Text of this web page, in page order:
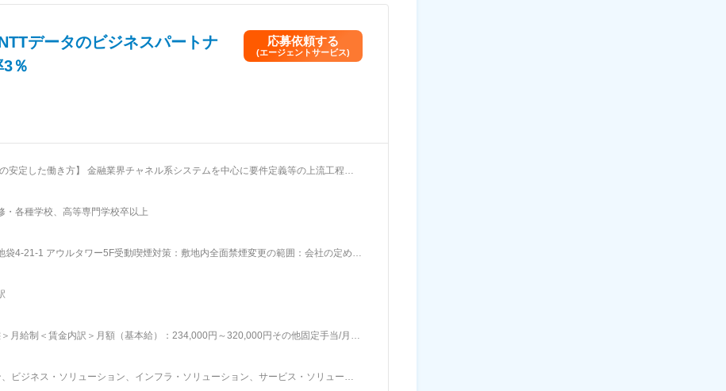
データのビジネスパートナ
％
応募依頼する
(エージェントサービス)
安定した働き方】 金融業界チャネル系システムを中心に要件定義等の上流工程か
です。 ■ポジションの特徴： ・創業当初からNTTデータと取引があり、独立系で
しているため、誰がどのような状態になっているかをタイムリーに把握することが
、1on1等の面談を定期的に実施しながらキャリアアップを図っていきます。社員
の発展に寄与することが私たちの営みの原点です。その具体的な取り組みとして、
しています。これらの活動を通じ、情報システムとそれを活用するお客さまとの距
離を縮め、その価値と恩恵を最大限に享受できる社会づくりを目指します。 変更の範囲：会社の定める業務
・各種学校、高等専門学校卒以上
袋4-21-1 アウルタワー5F受動喫煙対策：敷地内全面禁煙変更の範囲：会社の定める
月給制＜賃金内訳＞月額（基本給）：234,000円～320,000円その他固定手当/月：
(月額)は固定手当を含めた表記です。
ビジネス・ソリューション、インフラ・ソリューション、サービス・ソリューシ